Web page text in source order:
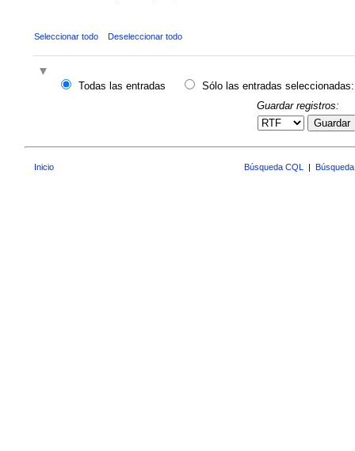
Seleccionar todo Deseleccionar todo
Todas las entradas
Sólo las entradas seleccionadas:
Guardar registros:
Guardar
Inicio Búsqueda CQL